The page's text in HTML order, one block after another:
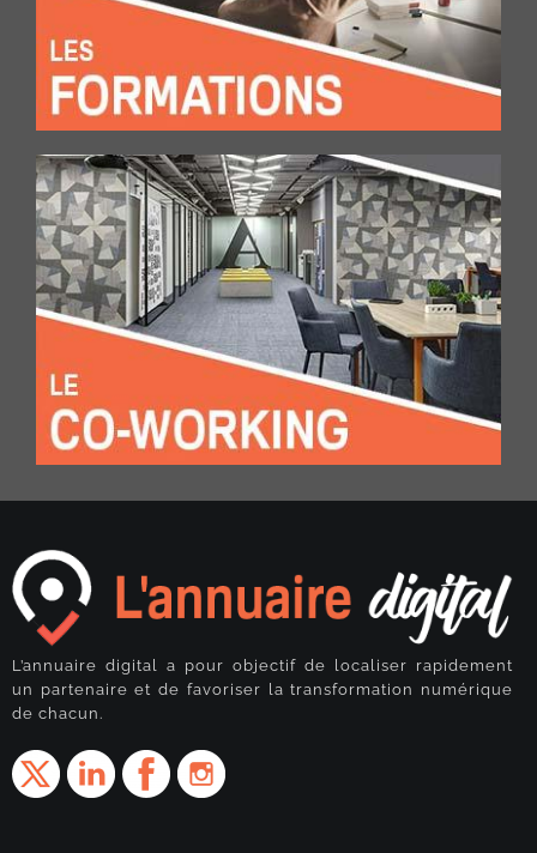
L’annuaire digital a pour objectif de localiser rapidement
un partenaire et de favoriser la transformation numérique
de chacun.